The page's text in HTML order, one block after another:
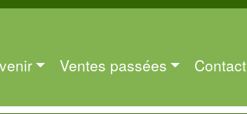
Ventes passées Contact